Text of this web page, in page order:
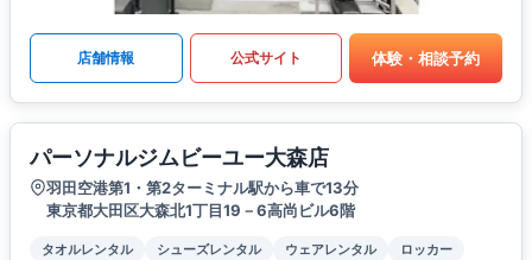
店舗情報 公式サイト 体験・相談予約
パーソナルジムビーユー大森店
羽田空港第1・第2ターミナル駅から車で13分
東京都大田区大森北1丁目19－6高尚ビル6階
タオルレンタル シューズレンタル ウェアレンタル
ロッカー